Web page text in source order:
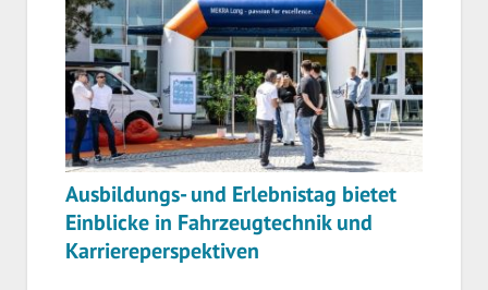
Ausbildungs- und Erlebnistag bietet
Einblicke in Fahrzeugtechnik und
Karriereperspektiven